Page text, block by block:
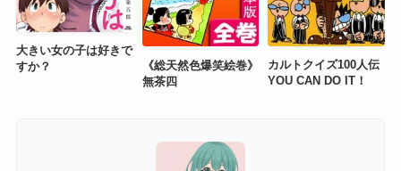
大きい女の子は好きで
すか？
《総天然色爆笑絵巻》
無茶四
カルトクイズ100人伝
YOU CAN DO IT！